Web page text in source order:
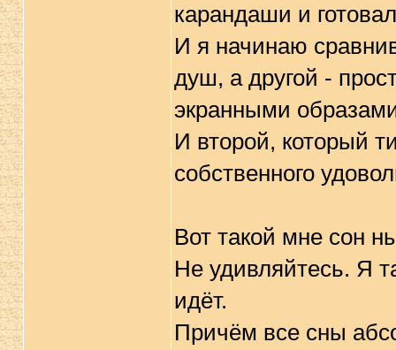
карандаши и
И я начинаю
душ, а другой -
экранными
И второй, который
собственного
Вот такой мне сон
Не удивляйтесь. Я
идёт.
Причём все сны